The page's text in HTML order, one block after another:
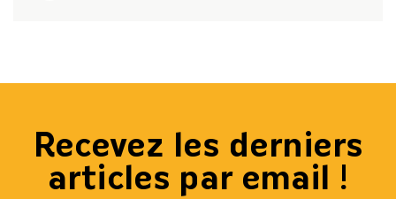
Recevez les derniers
articles par email !